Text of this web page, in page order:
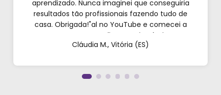
aprendizado. Nunca imaginei que conseguiria
resultados tão profissionais fazendo tudo de
casa. Obrigada!"al no YouTube e comecei a
testar em casa. As dicas são incríveis e os
produtos são exatamente como mostram nos
perfumes!”
Cláudia M., Vitória (ES)